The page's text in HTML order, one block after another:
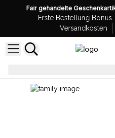
Fair gehandelte
Erste Bestellung Bonus
Versandkosten
Feng-Shui-